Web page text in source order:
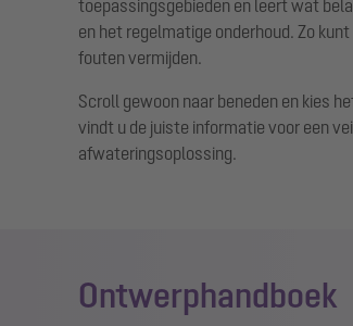
toepassingsgebieden en leert wat
en het regelmatige onderhoud. Zo
fouten vermijden.
Scroll gewoon naar beneden en kies
vindt u de juiste informatie voor een
afwateringsoplossing.
Ontwerphandboek